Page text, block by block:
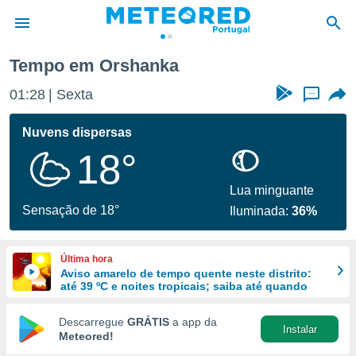
da
foi
fornecidas
a este
das
e
forma
digital
Tempo em Orshanka
01:29 Sexta ...
Nuvens dispersas
18°
Sensação de 18°
Lua minguante
Iluminada:36%
Última hora
Aviso amarelo de tempo quente neste distrito:
até 39 ºC e noites tropicais; saiba até quando
Descarregue GRÁTIS a app da
Meteored!
Instalar